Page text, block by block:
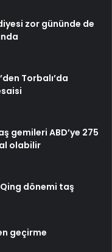
zor gününde de
Torbalı’da
gemileri ABD’ye 275
olabilir
Qing dönemi taş
geçirme